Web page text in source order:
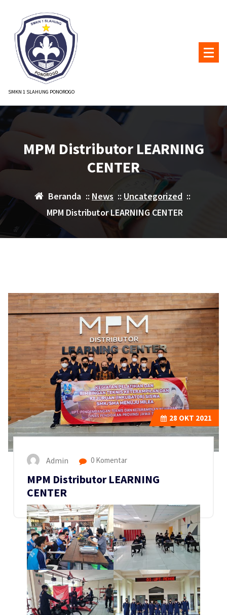
konten
SMKN 1 SLAHUNG PONOROGO
MPM Distributor LEARNING
CENTER
Beranda :: News :: Uncategorized ::
MPM Distributor LEARNING CENTER
28 OKT 2021
Admin 0 Komentar
MPM Distributor LEARNING
CENTER